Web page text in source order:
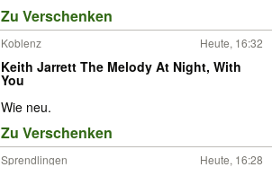
Zu Verschenken
Koblenz Heute, 16:32
Keith Jarrett The Melody At Night, With
You
Wie neu.
Zu Verschenken
Sprendlingen Heute, 16:28